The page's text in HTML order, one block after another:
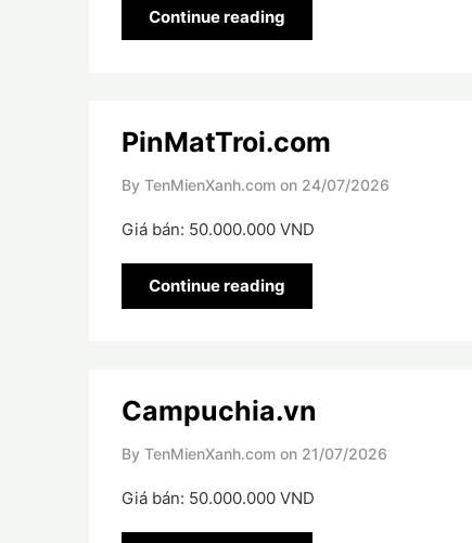
Continue reading
PinMatTroi.com
By TenMienXanh.com on 24/07/2026
Giá bán: 50.000.000 VND
Continue reading
Campuchia.vn
By TenMienXanh.com on 21/07/2026
Giá bán: 50.000.000 VND